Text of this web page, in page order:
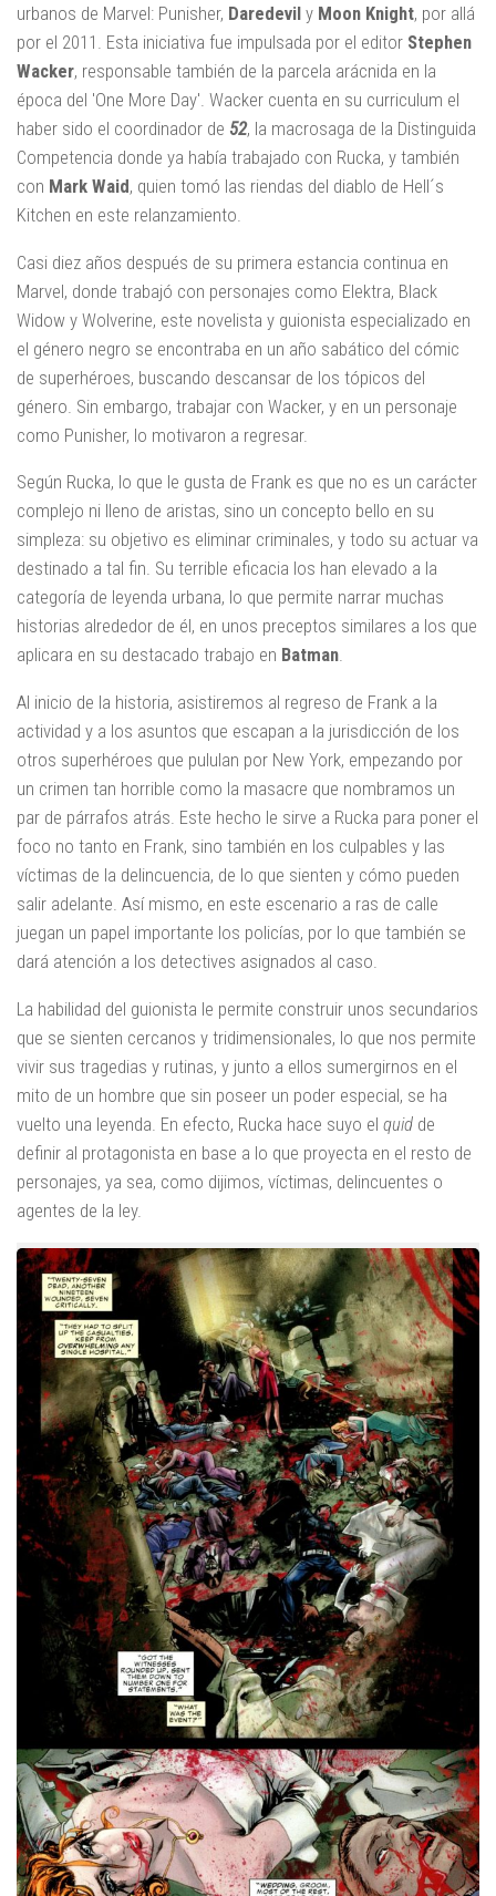
urbanos de Marvel: Punisher, Daredevil y Moon Knight, por allá
por el 2011. Esta iniciativa fue impulsada por el editor Stephen
Wacker, responsable también de la parcela arácnida en la
época del 'One More Day'. Wacker cuenta en su curriculum el
haber sido el coordinador de 52, la macrosaga de la Distinguida
Competencia donde ya había trabajado con Rucka, y también
con Mark Waid, quien tomó las riendas del diablo de Hell´s
Kitchen en este relanzamiento.
Casi diez años después de su primera estancia continua en
Marvel, donde trabajó con personajes como Elektra, Black
Widow y Wolverine, este novelista y guionista especializado en
el género negro se encontraba en un año sabático del cómic
de superhéroes, buscando descansar de los tópicos del
género. Sin embargo, trabajar con Wacker, y en un personaje
como Punisher, lo motivaron a regresar.
Según Rucka, lo que le gusta de Frank es que no es un carácter
complejo ni lleno de aristas, sino un concepto bello en su
simpleza: su objetivo es eliminar criminales, y todo su actuar va
destinado a tal fin. Su terrible eficacia los han elevado a la
categoría de leyenda urbana, lo que permite narrar muchas
historias alrededor de él, en unos preceptos similares a los que
aplicara en su destacado trabajo en Batman.
Al inicio de la historia, asistiremos al regreso de Frank a la
actividad y a los asuntos que escapan a la jurisdicción de los
otros superhéroes que pululan por New York, empezando por
un crimen tan horrible como la masacre que nombramos un
par de párrafos atrás. Este hecho le sirve a Rucka para poner el
foco no tanto en Frank, sino también en los culpables y las
víctimas de la delincuencia, de lo que sienten y cómo pueden
salir adelante. Así mismo, en este escenario a ras de calle
juegan un papel importante los policías, por lo que también se
dará atención a los detectives asignados al caso.
La habilidad del guionista le permite construir unos secundarios
que se sienten cercanos y tridimensionales, lo que nos permite
vivir sus tragedias y rutinas, y junto a ellos sumergirnos en el
mito de un hombre que sin poseer un poder especial, se ha
vuelto una leyenda. En efecto, Rucka hace suyo el quid de
definir al protagonista en base a lo que proyecta en el resto de
personajes, ya sea, como dijimos, víctimas, delincuentes o
agentes de la ley.